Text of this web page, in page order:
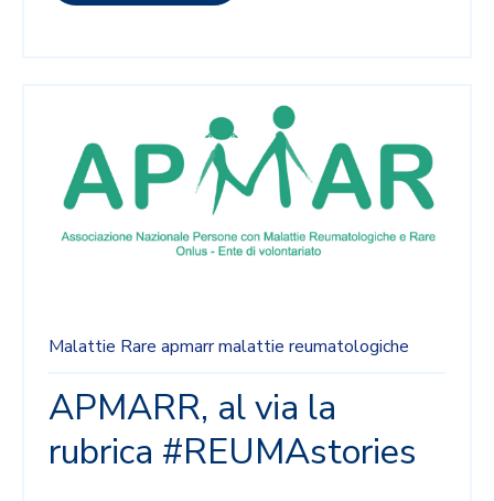
Malattie Rare apmarrmalattie reumatologiche
APMARR, al via la
rubrica #REUMAstories